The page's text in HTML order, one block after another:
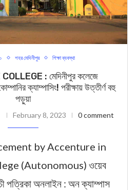
শহর মেদিনীপুর শিক্ষা ব্যবস্থা
: মেদিনীপুর কলেজে
ক্যাম্পাসিং! পরীক্ষায় উত্তীর্ণ বহু
পড়ুয়া
February 8, 2023 0 comment
by Accenture in
(Autonomous) ওয়েব
পত্রিকা অনলাইন : অন ক্যাম্পাস